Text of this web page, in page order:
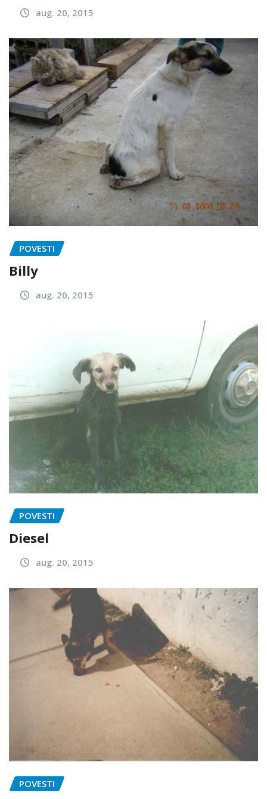
aug. 20, 2015
POVESTI
Billy
aug. 20, 2015
POVESTI
Diesel
aug. 20, 2015
POVESTI